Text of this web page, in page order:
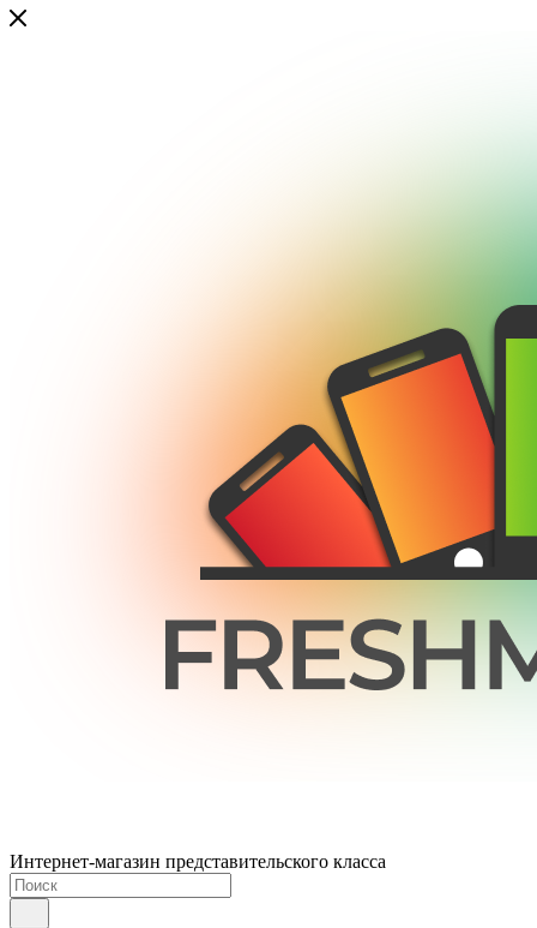
Интернет-магазин представительского класса